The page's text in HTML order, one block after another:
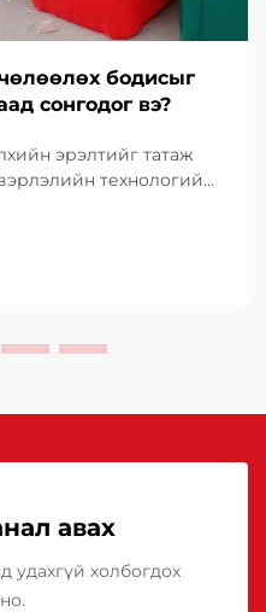
бодисыг
сонгодог вэ?
эрэлтийг татаж
технологийн
Хятадын полиуретан
авах
удахгүй холбогдох